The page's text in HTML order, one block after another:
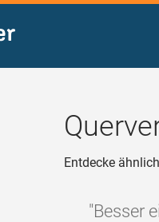
Entdecke
"Besser